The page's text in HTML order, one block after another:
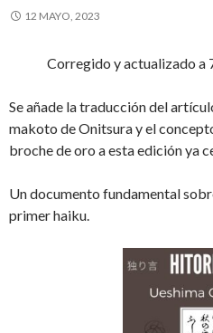
12 MAYO, 2023
Corregido y actualizado a
Se añade la traducción del
makoto de Onitsura y el
broche de oro a esta edición ya
Un documento fundamental
primer haiku.